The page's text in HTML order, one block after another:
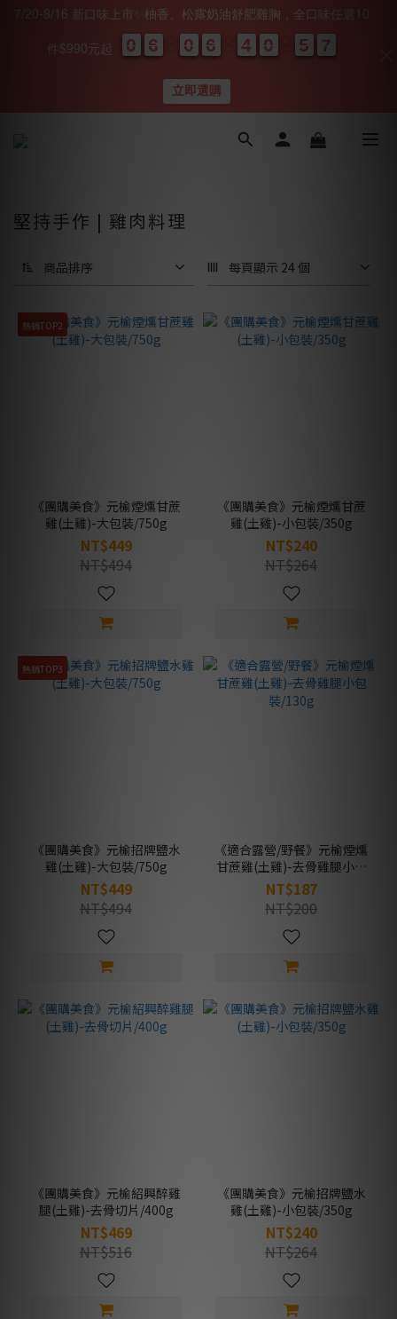
堅持手作 | 雞肉料理
商品排序 每頁顯示 24 個
熱銷TOP2
《團購美食》元榆煙燻甘蔗
雞(土雞)-大包裝/750g
NT$449
NT$494
《團購美食》元榆煙燻甘蔗
雞(土雞)-小包裝/350g
NT$240
NT$264
熱銷TOP3
《團購美食》元榆招牌鹽水
雞(土雞)-大包裝/750g
NT$449
NT$494
《適合露營/野餐》元榆煙燻
甘蔗雞(土雞)-去骨雞腿小包
裝/130g
NT$187
NT$200
《團購美食》元榆紹興醉雞
腿(土雞)-去骨切片/400g
NT$469
NT$516
《團購美食》元榆招牌鹽水
雞(土雞)-小包裝/350g
NT$240
NT$264
7/20-8/16 新口味上市✨柚香、松露奶油舒肥雞胸，全口味任選10
件$990元起 0
0
0
0 6
6
6
6 0
0
0
0 6
6
6
6 4
4
4
4 0
0
0
0 5
5
5
5 0
0
6
6
6
6
立即選購